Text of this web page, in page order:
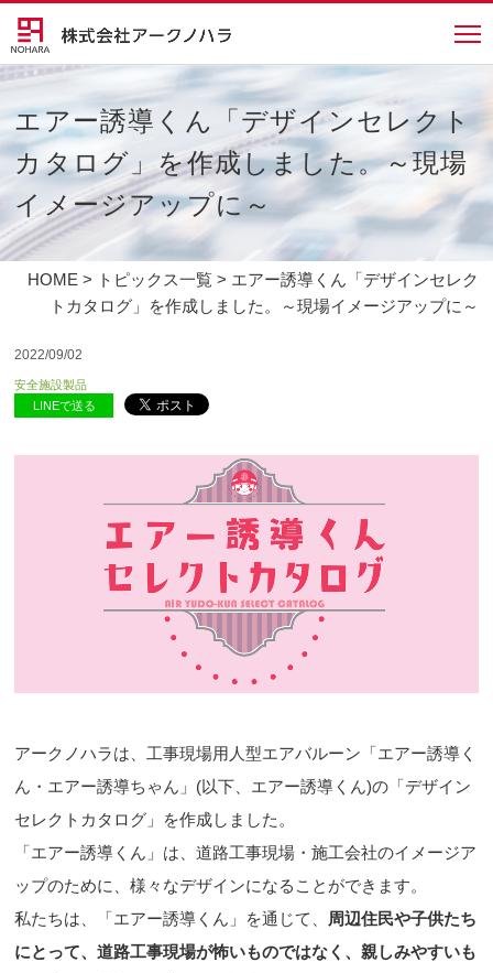
エアー誘導くん「デザインセレクト
カタログ」を作成しました。～現場
イメージアップに～
HOME > トピックス一覧 > エアー誘導くん「デザインセレク
トカタログ」を作成しました。～現場イメージアップに～
2022/09/02
安全施設製品
LINEで送る
アークノハラは、工事現場用人型エアバルーン「エアー誘導く
ん・エアー誘導ちゃん」(以下、エアー誘導くん)の「デザイン
セレクトカタログ」を作成しました。
「エアー誘導くん」は、道路工事現場・施工会社のイメージア
ップのために、様々なデザインになることができます。
私たちは、「エアー誘導くん」を通じて、 周辺住民や子供たち
にとって、道路工事現場が怖いものではなく、親しみやすいも